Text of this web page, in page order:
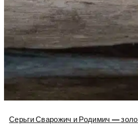
Серьги Сварожич и Родимич —